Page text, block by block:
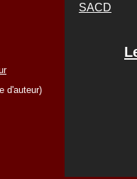
d'auteur)
SACD